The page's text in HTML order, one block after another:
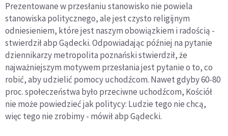
Prezentowane w przesłaniu stanowisko nie powiela
stanowiska politycznego, ale jest czysto religijnym
odniesieniem, które jest naszym obowiązkiem i radością -
stwierdził abp Gądecki. Odpowiadając później na pytanie
dziennikarzy metropolita poznański stwierdził, że
najważniejszym motywem przesłania jest pytanie o to, co
robić, aby udzielić pomocy uchodźcom. Nawet gdyby 60-80
proc. społeczeństwa było przeciwne uchodźcom, Kościół
nie może powiedzieć jak politycy: Ludzie tego nie chcą,
więc tego nie zrobimy - mówił abp Gądecki.